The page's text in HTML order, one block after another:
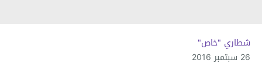
شطاري "خاص"
26 سبتمبر 2016